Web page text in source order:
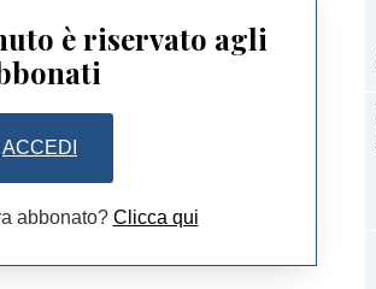
è riservato agli
ACCEDI
abbonato? Clicca qui